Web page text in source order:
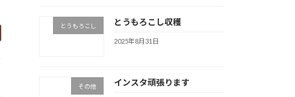
とうもろこし とうもろこし収穫
2025年8月31日
その他 インスタ頑張ります